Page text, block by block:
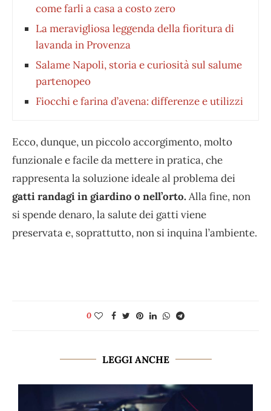
come farli a casa a costo zero
La meravigliosa leggenda della fioritura di
lavanda in Provenza
Salame Napoli, storia e curiosità sul salume
partenopeo
Fiocchi e farina d’avena: differenze e utilizzi
Ecco, dunque, un piccolo accorgimento, molto
funzionale e facile da mettere in pratica, che
rappresenta la soluzione ideale al problema dei
gatti randagi in giardino o nell’orto. Alla fine, non
si spende denaro, la salute dei gatti viene
preservata e, soprattutto, non si inquina l’ambiente.
0
LEGGI ANCHE